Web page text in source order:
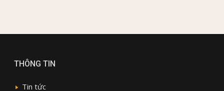
THÔNG TIN
Tin tức